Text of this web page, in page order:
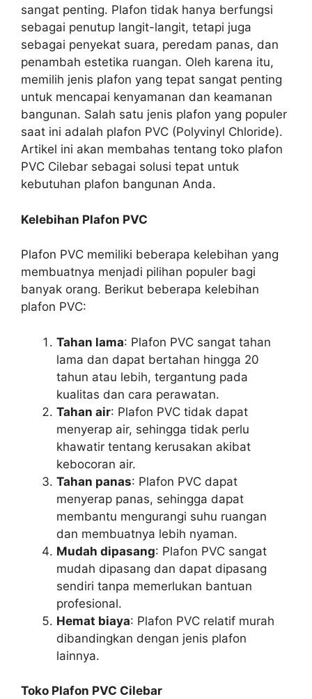
sangat penting. Plafon tidak hanya berfungsi
sebagai penutup langit-langit, tetapi juga
sebagai penyekat suara, peredam panas, dan
penambah estetika ruangan. Oleh karena itu,
memilih jenis plafon yang tepat sangat penting
untuk mencapai kenyamanan dan keamanan
bangunan. Salah satu jenis plafon yang populer
saat ini adalah plafon PVC (Polyvinyl Chloride).
Artikel ini akan membahas tentang toko plafon
PVC Cilebar sebagai solusi tepat untuk
kebutuhan plafon bangunan Anda.
Kelebihan Plafon PVC
Plafon PVC memiliki beberapa kelebihan yang
membuatnya menjadi pilihan populer bagi
banyak orang. Berikut beberapa kelebihan
plafon PVC:
Tahan lama: Plafon PVC sangat tahan
lama dan dapat bertahan hingga 20
tahun atau lebih, tergantung pada
kualitas dan cara perawatan.
Tahan air: Plafon PVC tidak dapat
menyerap air, sehingga tidak perlu
khawatir tentang kerusakan akibat
kebocoran air.
Tahan panas: Plafon PVC dapat
menyerap panas, sehingga dapat
membantu mengurangi suhu ruangan
dan membuatnya lebih nyaman.
Mudah dipasang: Plafon PVC sangat
mudah dipasang dan dapat dipasang
sendiri tanpa memerlukan bantuan
profesional.
Hemat biaya: Plafon PVC relatif murah
dibandingkan dengan jenis plafon
lainnya.
Toko Plafon PVC Cilebar